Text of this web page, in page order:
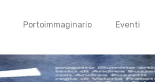
Portoimmaginario Eventi